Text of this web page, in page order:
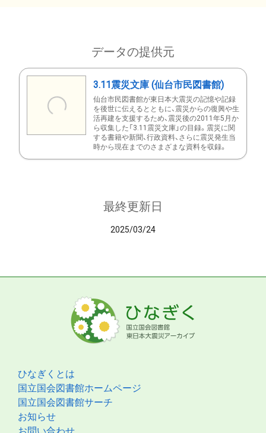
データの提供元
3.11震災文庫 (仙台市民図書館)
仙台市民図書館が東日本大震災の記憶や記録
を後世に伝えるとともに、震災からの復興や生
活再建を支援するため、震災後の2011年5月か
ら収集した「3.11震災文庫」の目録。震災に関
する書籍や新聞、行政資料、さらに震災発生当
時から現在までのさまざまな資料を収録。
最終更新日
2025/03/24
ひなぎくとは
国立国会図書館ホームページ
国立国会図書館サーチ
お知らせ